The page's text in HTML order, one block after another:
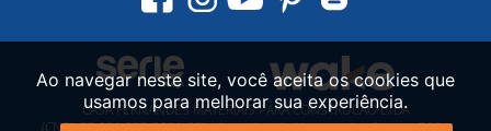
CASA FERNANDES MATERIAIS PARA CONSTRUCAO LTDA
(CNPJ::53.091.203/0001-05)-Avenida João Ventura dos Santos, 589-
Ao navegar neste site, você aceita os cookies que
usamos para melhorar sua experiência.